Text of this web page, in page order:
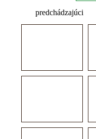
predchádzajúci